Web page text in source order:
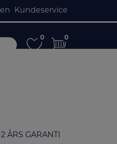
Kundeservice
0
0 0
0
ÅRS GARANTI